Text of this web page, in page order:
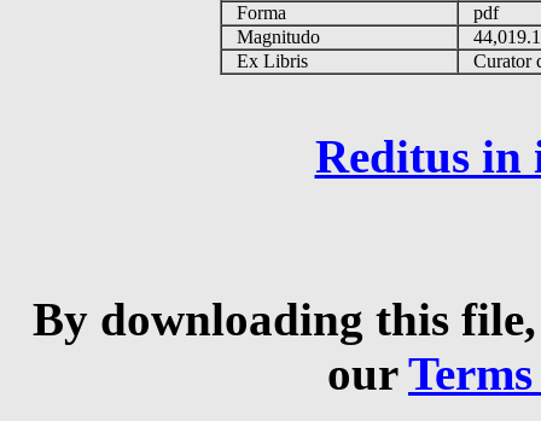
Forma
pdf
Magnitudo
Ex Libris
Curator
Reditus in
By downloading this
our